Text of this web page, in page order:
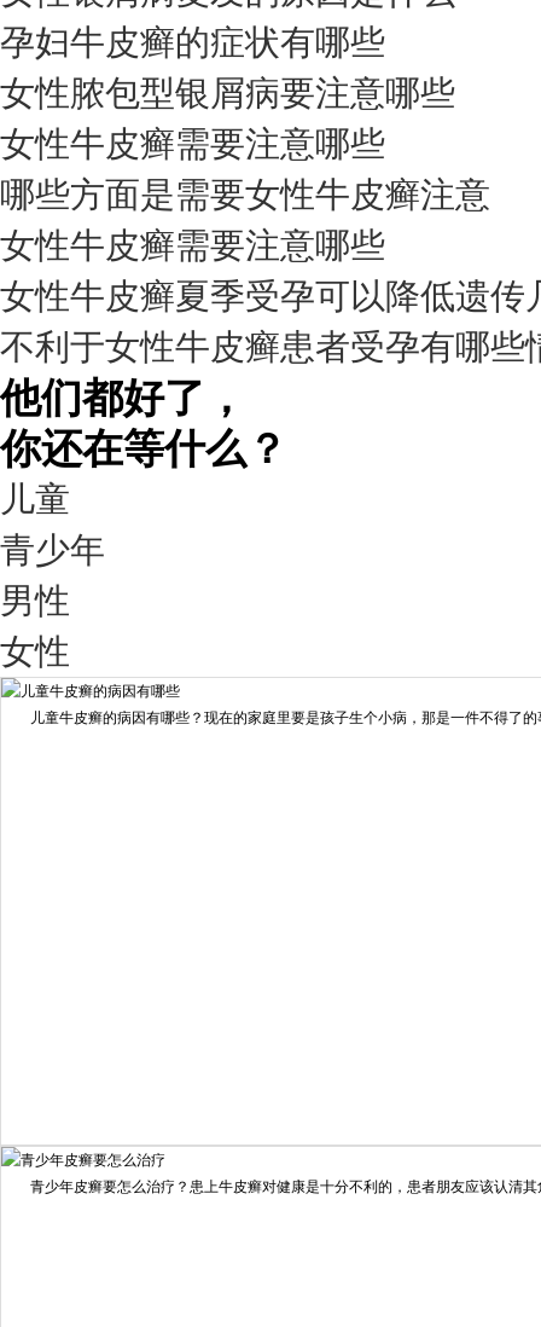
我要咨询我要预约
擅长： 杨成平 互联网门诊主任【医生简介】 毕业于长江...[详情]
预约量
6821
疗效满意
98%
我要咨询
擅长： 王艳琼 门诊主任 专家介绍：毕业于川北医学院...
预约量
我要咨询我要预约
擅长：住院部主任 【个人简介】 肖建华，成都银康银屑病...
孕妇牛皮癣的症状有哪些
女性脓包型银屑病要注意哪些
女性牛皮癣需要注意哪些
哪些方面是需要女性牛皮癣注意
女性牛皮癣需要注意哪些
女性牛皮癣夏季受孕可以降低遗传
不利于女性牛皮癣患者受孕有哪些
他们都好了，
你还在等什么？
儿童
青少年
男性
女性
儿童牛皮癣的病因有哪些？现在的家庭里要是孩子生个小病，那是一件不得了的
青少年皮癣要怎么治疗？患上牛皮癣对健康是十分不利的，患者朋友应该认清其